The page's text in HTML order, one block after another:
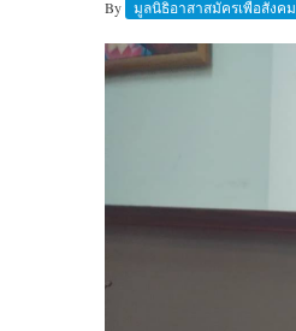
By มูลนิธิอาสาสมัครเพื่อสังคม